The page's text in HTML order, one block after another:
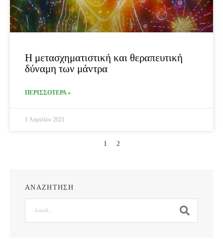
Η μετασχηματιστική και θεραπευτική
δύναμη των μάντρα
ΠΕΡΙΣΣΟΤΕΡΑ »
1 Απριλίου 2021
1 2
ΑΝΑΖΗΤΗΣΗ